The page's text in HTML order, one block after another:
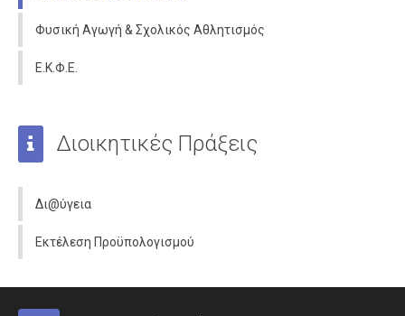
Φυσική Αγωγή & Σχολικός Αθλητισμός
Ε.Κ.Φ.Ε.
Διοικητικές Πράξεις
Δι@ύγεια
Εκτέλεση Προϋπολογισμού